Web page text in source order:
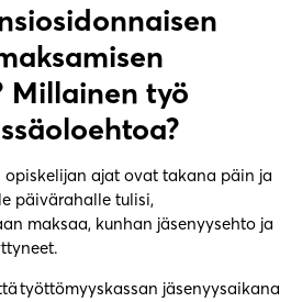
Millainen työ
ajat ovat takana päin ja
päivärahalle tulisi,
maksaa, kunhan jäsenyysehto ja
työttömyyskassan jäsenyysaikana